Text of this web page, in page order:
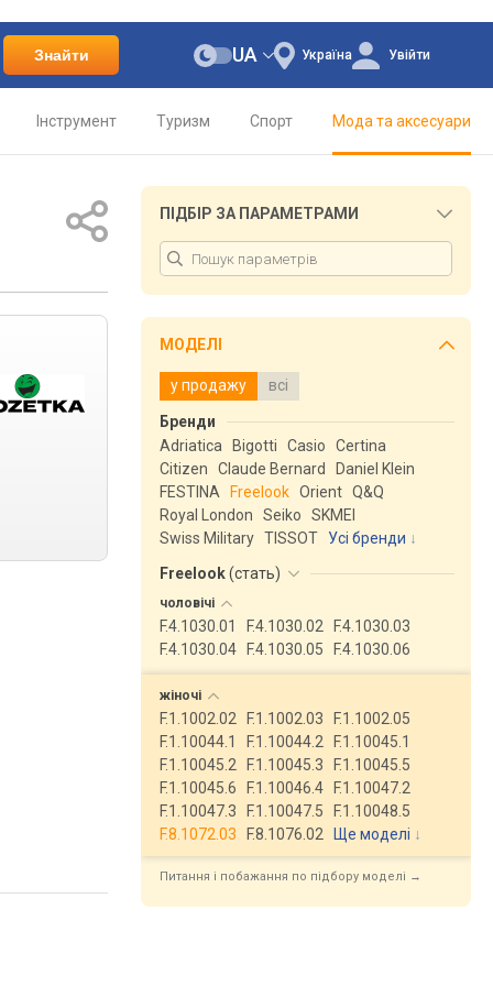
Знайти Україна
UA Увійти
Інструмент Туризм Спорт Мода та аксесуари
ПІДБІР ЗА ПАРАМЕТРАМИ
МОДЕЛІ
у продажу всі
Бренди
Adriatica
Bigotti Casio
Certina
Citizen
Claude Bernard
Daniel Klein
FESTINA
Freelook Orient Q&Q
Royal London
Seiko
SKMEI
Swiss Military TISSOT
Усі бренди
Freelook(стать)
чоловічі
F.4.1030.01 F.4.1030.02
F.4.1030.03
F.4.1030.04
F.4.1030.05 F.4.1030.06
жіночі
F.1.1002.02 F.1.1002.03
F.1.1002.05
F.1.10044.1
F.1.10044.2
F.1.10045.1
F.1.10045.2
F.1.10045.3
F.1.10045.5
F.1.10045.6
F.1.10046.4
F.1.10047.2
F.1.10047.3
F.1.10047.5
F.1.10048.5
F.8.1072.03
F.8.1076.02 Ще моделі ↓
Питання і побажання по підбору моделі →